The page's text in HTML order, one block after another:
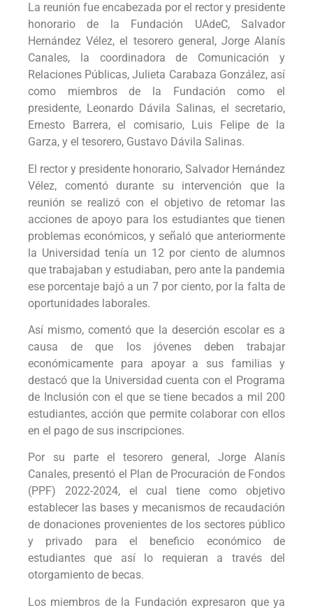
La reunión fue encabezada por el rector y presidente
honorario de la Fundación UAdeC, Salvador
Hernández Vélez, el tesorero general, Jorge Alanís
Canales, la coordinadora de Comunicación y
Relaciones Públicas, Julieta Carabaza González, así
como miembros de la Fundación como el
presidente, Leonardo Dávila Salinas, el secretario,
Ernesto Barrera, el comisario, Luis Felipe de la
Garza, y el tesorero, Gustavo Dávila Salinas.
El rector y presidente honorario, Salvador Hernández
Vélez, comentó durante su intervención que la
reunión se realizó con el objetivo de retomar las
acciones de apoyo para los estudiantes que tienen
problemas económicos, y señaló que anteriormente
la Universidad tenía un 12 por ciento de alumnos
que trabajaban y estudiaban, pero ante la pandemia
ese porcentaje bajó a un 7 por ciento, por la falta de
oportunidades laborales.
Así mismo, comentó que la deserción escolar es a
causa de que los jóvenes deben trabajar
económicamente para apoyar a sus familias y
destacó que la Universidad cuenta con el Programa
de Inclusión con el que se tiene becados a mil 200
estudiantes, acción que permite colaborar con ellos
en el pago de sus inscripciones.
Por su parte el tesorero general, Jorge Alanís
Canales, presentó el Plan de Procuración de Fondos
(PPF) 2022-2024, el cual tiene como objetivo
establecer las bases y mecanismos de recaudación
de donaciones provenientes de los sectores público
y privado para el beneficio económico de
estudiantes que así lo requieran a través del
otorgamiento de becas.
Los miembros de la Fundación expresaron que ya